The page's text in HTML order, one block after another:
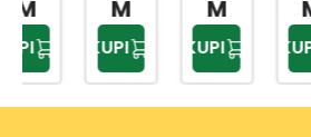
O-
ŽUTA
PROF
I
KUPI
NOŽ
ZA
TRIM
ER
KUPI KUPI